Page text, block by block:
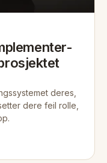
deres,
dere feil rolle,